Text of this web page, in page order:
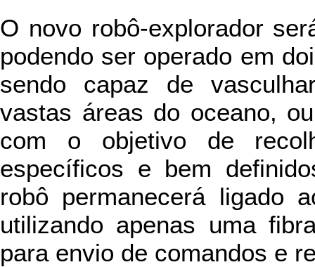
O novo robô-explorador
podendo ser operado em
sendo capaz de
vastas áreas do oceano,
com o objetivo de
específicos e bem
robô permanecerá ligado
utilizando apenas uma
para envio de comandos e